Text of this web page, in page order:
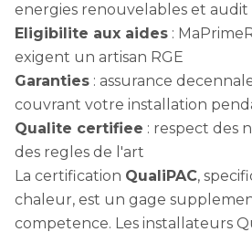
energies renouvelables et
Eligibilite aux aides :
exigent un artisan RGE
Garanties : assurance
couvrant votre installation
Qualite certifiee : respect des
des regles de l'art
La certification QualiPAC,
chaleur, est un gage
competence. Les installateurs